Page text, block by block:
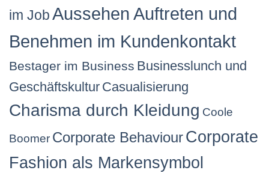
im JobAussehen Auftreten und
Benehmen im Kundenkontakt
Bestager im Business Businesslunch und
Geschäftskultur Casualisierung
Charisma durch Kleidung Coole
Boomer Corporate BehaviourCorporate
Fashion als Markensymbol